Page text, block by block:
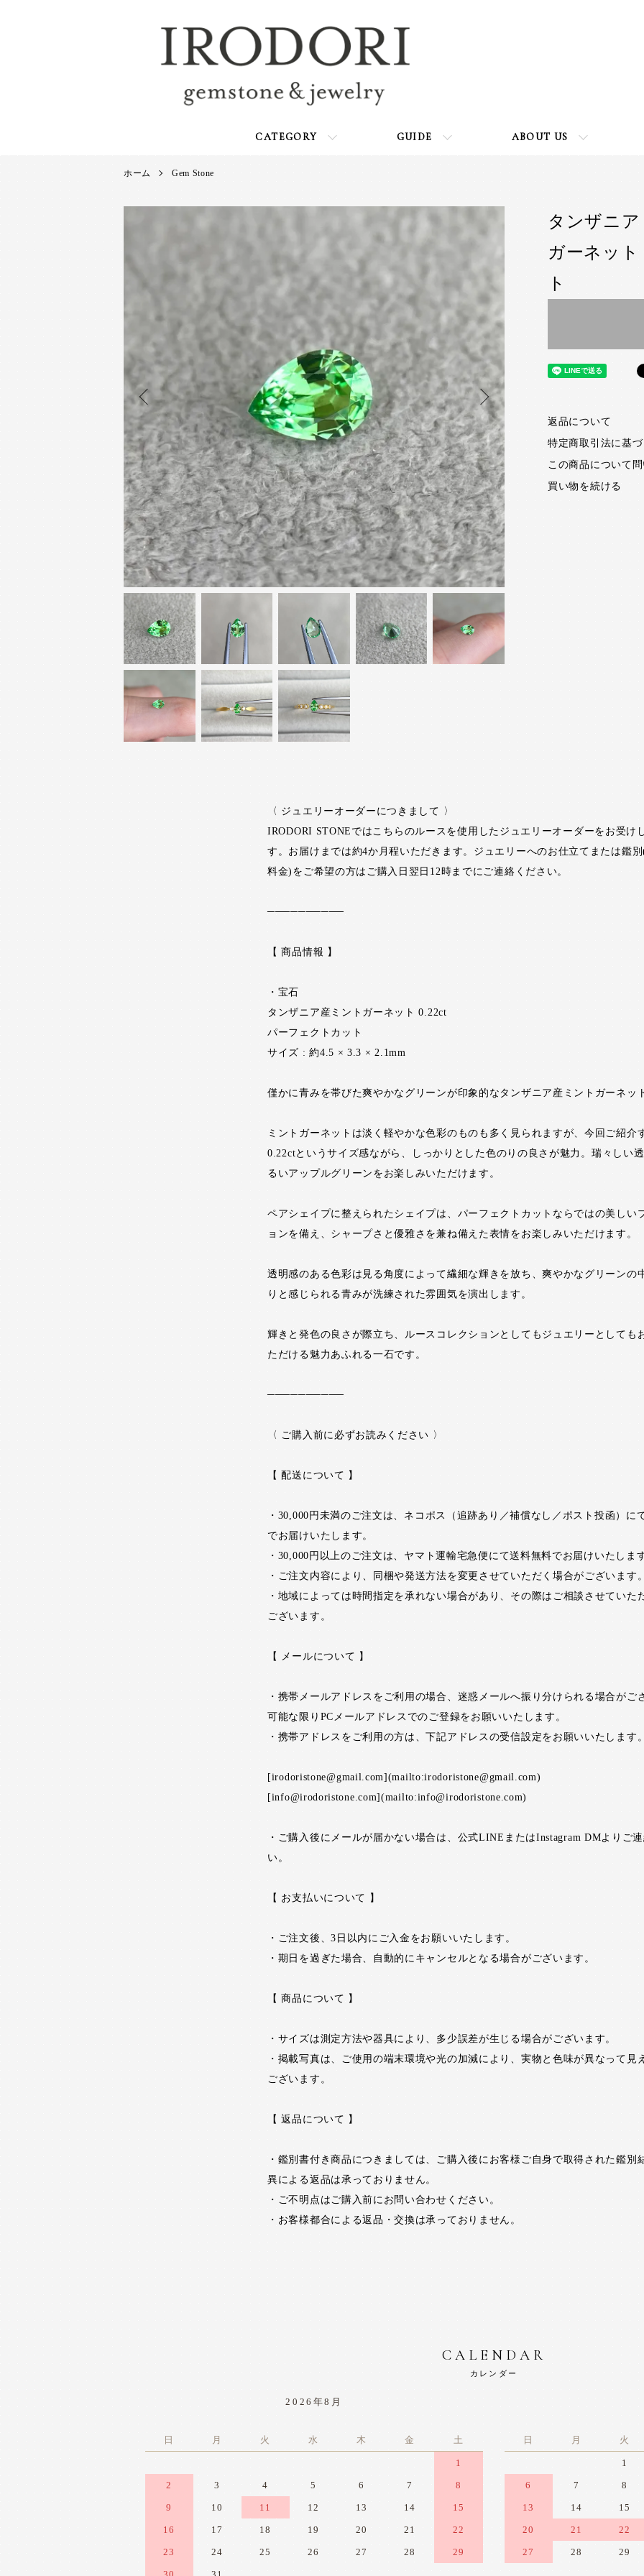
CATEGORY GUIDE ABOUT US
ホーム Gem Stone
タンザニ
ガーネット
ト
返品について
特定商取引法に基
この商品について
買い物を続ける
〈 ジュエリーオーダーにつきまして 〉
IRODORI STONEではこちらのルースを使用したジュエリーオーダーをお受け
す。お届けまでは約4か月程いただきます。ジュエリーへのお仕立てまたは鑑
料金)をご希望の方はご購入日翌日12時までにご連絡ください。
──────────
【 商品情報 】
・宝石
タンザニア産ミントガーネット 0.22ct
パーフェクトカット
サイズ : 約4.5 × 3.3 × 2.1mm
僅かに青みを帯びた爽やかなグリーンが印象的なタンザニア産ミントガーネッ
ミントガーネットは淡く軽やかな色彩のものも多く見られますが、今回ご紹介
0.22ctというサイズ感ながら、しっかりとした色のりの良さが魅力。瑞々しい
るいアップルグリーンをお楽しみいただけます。
ペアシェイプに整えられたシェイプは、パーフェクトカットならではの美しい
ョンを備え、シャープさと優雅さを兼ね備えた表情をお楽しみいただけます。
透明感のある色彩は見る角度によって繊細な輝きを放ち、爽やかなグリーンの
りと感じられる青みが洗練された雰囲気を演出します。
輝きと発色の良さが際立ち、ルースコレクションとしてもジュエリーとしても
ただける魅力あふれる一石です。
──────────
〈 ご購入前に必ずお読みください 〉
【 配送について 】
・30,000円未満のご注文は、ネコポス（追跡あり／補償なし／ポスト投函）に
でお届けいたします。
・30,000円以上のご注文は、ヤマト運輸宅急便にて送料無料でお届けいたします
・ご注文内容により、同梱や発送方法を変更させていただく場合がございます。
・地域によっては時間指定を承れない場合があり、その際はご相談させていた
ございます。
【 メールについて 】
・携帯メールアドレスをご利用の場合、迷惑メールへ振り分けられる場合がご
可能な限りPCメールアドレスでのご登録をお願いいたします。
・携帯アドレスをご利用の方は、下記アドレスの受信設定をお願いいたします。
[irodoristone@gmail.com](mailto:irodoristone@gmail.com)
[info@irodoristone.com](mailto:info@irodoristone.com)
・ご購入後にメールが届かない場合は、公式LINEまたはInstagram DMよりご連
い。
【 お支払いについて 】
・ご注文後、3日以内にご入金をお願いいたします。
・期日を過ぎた場合、自動的にキャンセルとなる場合がございます。
【 商品について 】
・サイズは測定方法や器具により、多少誤差が生じる場合がございます。
・掲載写真は、ご使用の端末環境や光の加減により、実物と色味が異なって見
ございます。
【 返品について 】
・鑑別書付き商品につきましては、ご購入後にお客様ご自身で取得された鑑別
異による返品は承っておりません。
・ご不明点はご購入前にお問い合わせください。
・お客様都合による返品・交換は承っておりません。
CALENDAR
カレンダー
2026年8月
日 月 火 水 木 金 土
1
2 3 4 5 6 7 8
9 10 11 12 13 14 15
16 17 18 19 20 21 22
23 24 25 26 27 28 29
日 月 火
1
6 7 8
13 14 15
20 21 22
27 28 29